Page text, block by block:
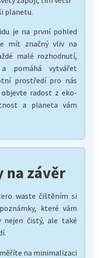
planetu.
je na první pohled
mít značný vliv na
malé rozhodnutí,
pomáhá vytvářet
prostředí pro nás
radost z eko-
a planeta vám
na závěr
waste čištěním si
které vám
nejen čistý, ale také
na minimalizaci